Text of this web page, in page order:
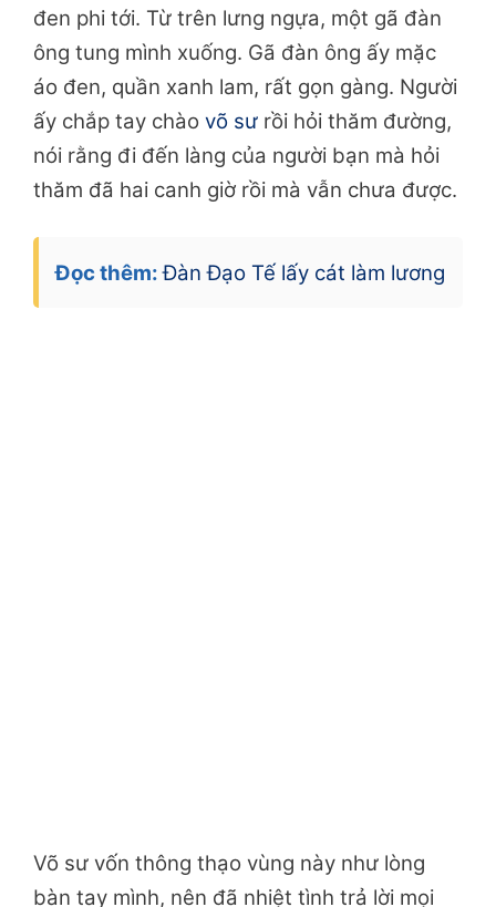
đen phi tới. Từ trên lưng ngựa, một gã đàn
ông tung mình xuống. Gã đàn ông ấy mặc
áo đen, quần xanh lam, rất gọn gàng. Người
ấy chắp tay chào võ sư rồi hỏi thăm đường,
nói rằng đi đến làng của người bạn mà hỏi
thăm đã hai canh giờ rồi mà vẫn chưa được.
Đọc thêm:Đàn Đạo Tế lấy cát làm lương
Võ sư vốn thông thạo vùng này như lòng
bàn tay mình, nên đã nhiệt tình trả lời mọi